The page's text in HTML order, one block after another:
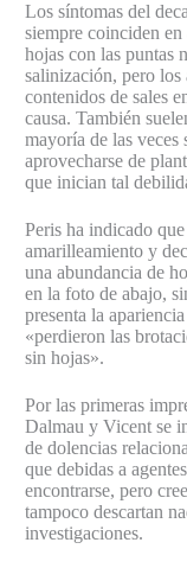
Los síntomas del
siempre coinciden en
hojas con las puntas
salinización, pero los
contenidos de sales
causa. También
mayoría de las veces
aprovecharse de
que inician tal
Peris ha indicado
amarilleamiento y
una abundancia de
en la foto de abajo,
presenta la
«perdieron las
sin hojas».
Por las primeras
Dalmau y Vicent se
de dolencias
que debidas a
encontrarse, pero
tampoco descartan
investigaciones.